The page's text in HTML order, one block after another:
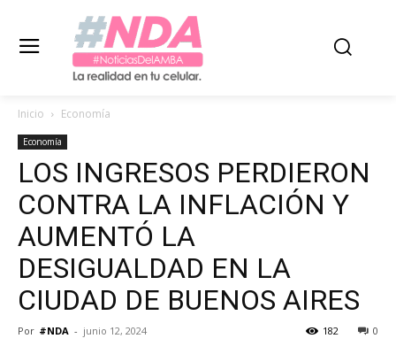
Inicio Economía
Economía
LOS INGRESOS PERDIERON
CONTRA LA INFLACIÓN Y
AUMENTÓ LA
DESIGUALDAD EN LA
CIUDAD DE BUENOS AIRES
Por #NDA - junio 12, 2024 0
182